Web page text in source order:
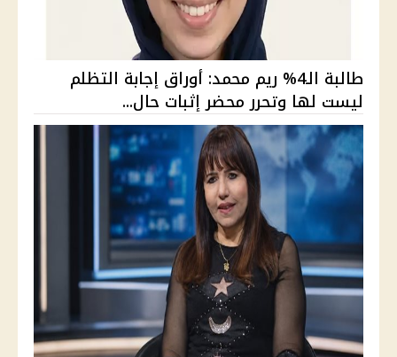
طالبة الـ4% ريم محمد: أوراق إجابة التظلم
ليست لها وتحرر محضر إثبات حال...